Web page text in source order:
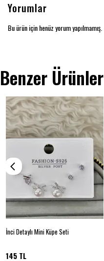
Yorumlar
Bu ürün için henüz yorum yapılmamış.
Benzer Ürünler
İnci Detaylı Mini Küpe Seti
145 TL